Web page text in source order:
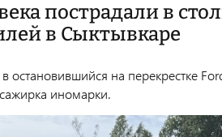
пострадали в
в Сыктывкаре
остановившийся на перекрестке
иномарки.